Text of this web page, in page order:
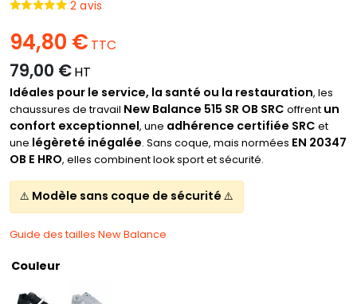
2 avis
94,80 € TTC
79,00 €HT
Idéales pour le service, la santé ou la restauration, les
chaussures de travail New Balance 515 SR OB SRC offrent un
confort exceptionnel, une adhérence certifiée SRC et
une légèreté inégalée. Sans coque, mais normées EN 20347
OB E HRO, elles combinent look sport et sécurité.
⚠️ Modèle sans coque de sécurité ⚠️
Guide des tailles New Balance
Couleur